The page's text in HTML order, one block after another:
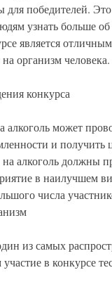
для победителей.
узнать больше
является
организм человека.
конкурса
алкоголь может
и
на алкоголь должны
в наилучшем
числа
из самых
в конкурсе